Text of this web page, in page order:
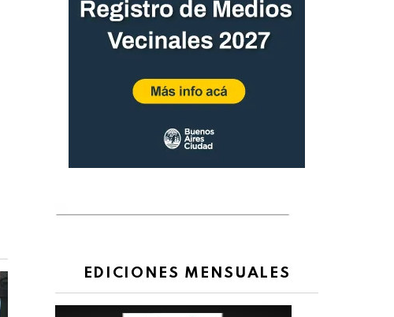
EDICIONES MENSUALES